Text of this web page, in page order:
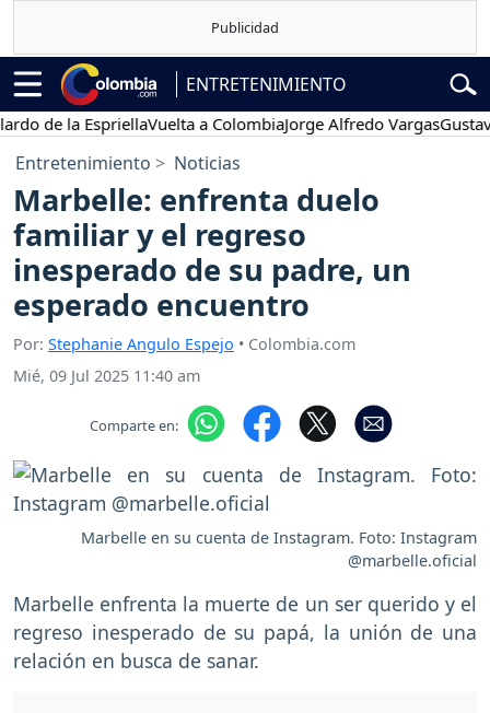
ENTRETENIMIENTO
de la EspriellaVuelta a ColombiaJorge Alfredo VargasGustavo
Entretenimiento Noticias
Marbelle: enfrenta duelo
familiar y el regreso
inesperado de su padre, un
esperado encuentro
Por: Stephanie Angulo Espejo • Colombia.com
Mié, 09 Jul 2025 11:40 am
Comparte en:
Marbelle en su cuenta de Instagram. Foto: Instagram
@marbelle.oficial
Marbelle enfrenta la muerte de un ser querido y el
regreso inesperado de su papá, la unión de una
relación en busca de sanar.